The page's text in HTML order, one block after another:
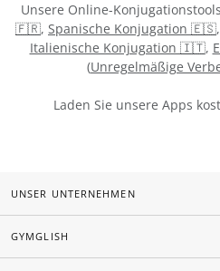
Unsere Online-
🇫🇷, Spanische Konjugation 🇪🇸,
Italienische Konjugation 🇮🇹,
(Unregelmäßige
Laden Sie unsere Apps
UNSER UNTERNEHMEN
GYMGLISH